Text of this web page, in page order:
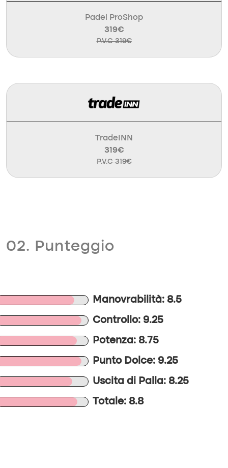
Padel ProShop
319€
P.V.C 319€
TradeINN
319€
P.V.C 319€
02. Punteggio
Manovrabilità: 8.5
Controllo: 9.25
Potenza: 8.75
Punto Dolce: 9.25
Uscita di Palla: 8.25
Totale: 8.8